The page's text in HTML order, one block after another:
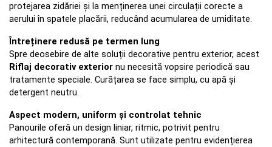
protejarea zidăriei și la menținerea unei circulații corecte a
aerului în spatele placării, reducând acumularea de umiditate.
Întreținere redusă pe termen lung
Riflaj decorativ exterior nu necesită vopsire periodică sau
tratamente speciale. Curățarea se face simplu, cu apă și
detergent neutru.
Aspect modern, uniform și controlat tehnic
Panourile oferă un design liniar, ritmic, potrivit pentru
arhitectură contemporană. Sunt utilizate pentru evidențierea